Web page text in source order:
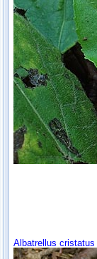
Albatrellus